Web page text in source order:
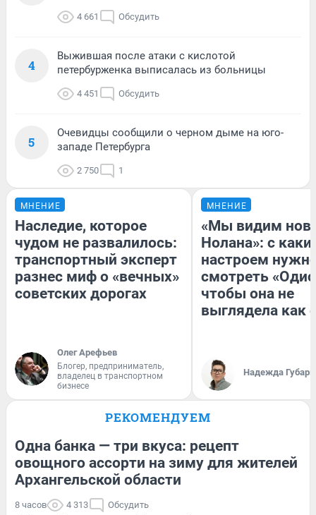
4 661 Обсудить
4
Выжившая после атаки с кислотой
петербурженка выписалась из больницы
4 451 Обсудить
5
Очевидцы сообщили о черном дыме на юго-
западе Петербурга
2 750 1
МНЕНИЕ
Наследие, которое
чудом не развалилось:
транспортный эксперт
разнес миф о «вечных»
советских дорогах
Олег Арефьев
Блогер, предприниматель,
владелец в транспортном
бизнесе
МНЕНИЕ
«Мы видим
Нолана»: с
настроем
смотреть
чтобы она не
выглядела как
Надежда Губарь
РЕКОМЕНДУЕМ
Одна банка — три вкуса: рецепт
овощного ассорти на зиму для жителей
Архангельской области
8 часов 4 313 Обсудить